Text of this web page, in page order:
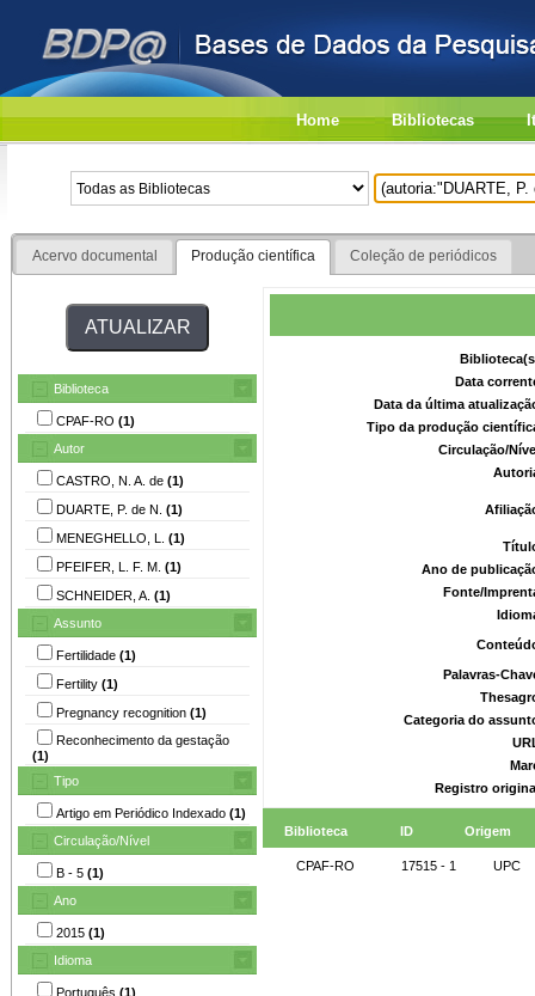
Home Bibliotecas
Acervo documental Produção científica Coleção de periódicos
Biblioteca
CPAF-RO (1)
Autor
CASTRO, N. A. de (1)
DUARTE, P. de N. (1)
MENEGHELLO, L. (1)
PFEIFER, L. F. M. (1)
SCHNEIDER, A. (1)
Assunto
Fertilidade (1)
Fertility (1)
Pregnancy recognition (1)
Reconhecimento da gestação
(1)
Tipo
Artigo em Periódico Indexado (1)
Circulação/Nível
B - 5 (1)
Ano
2015 (1)
Idioma
Português (1)
Data
Data da última
Tipo da produção
Circulação/
Ano de
Fonte/
Palavras-
Categoria do
Registro
Biblioteca ID Origem
CPAF-RO 17515 - 1 UPC